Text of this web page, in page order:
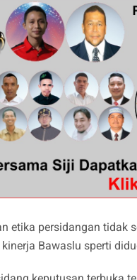
etika persidangan tidak
Bawaslu sperti